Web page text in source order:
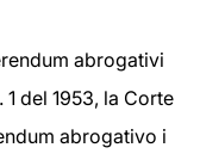
abrogativi
del 1953, la Corte
abrogativo i